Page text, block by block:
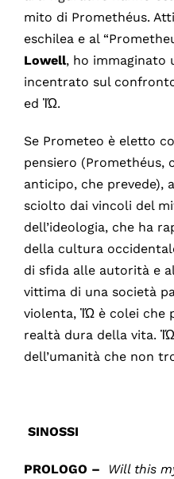
mito di Promethéus.
eschilea e al
Lowell, ho immaginato
incentrato sul
ed ἸΏ.
Se Prometeo è eletto
pensiero (Promethéus,
anticipo, che prevede),
sciolto dai vincoli del
dell’ideologia, che ha
della cultura
di sfida alle autorità e
vittima di una società
violenta, ἸΏ è colei che
realtà dura della vita.
dell’umanità che non
SINOSSI
PROLOGO – Will this